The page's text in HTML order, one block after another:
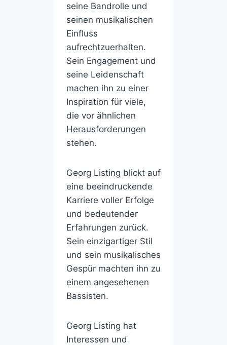
seine Bandrolle und
seinen musikalischen
Einfluss
aufrechtzuerhalten.
Sein Engagement und
seine Leidenschaft
machen ihn zu einer
Inspiration für viele,
die vor ähnlichen
Herausforderungen
stehen.
Georg Listing blickt auf
eine beeindruckende
Karriere voller Erfolge
und bedeutender
Erfahrungen zurück.
Sein einzigartiger Stil
und sein musikalisches
Gespür machten ihn zu
einem angesehenen
Bassisten.
Georg Listing hat
Interessen und